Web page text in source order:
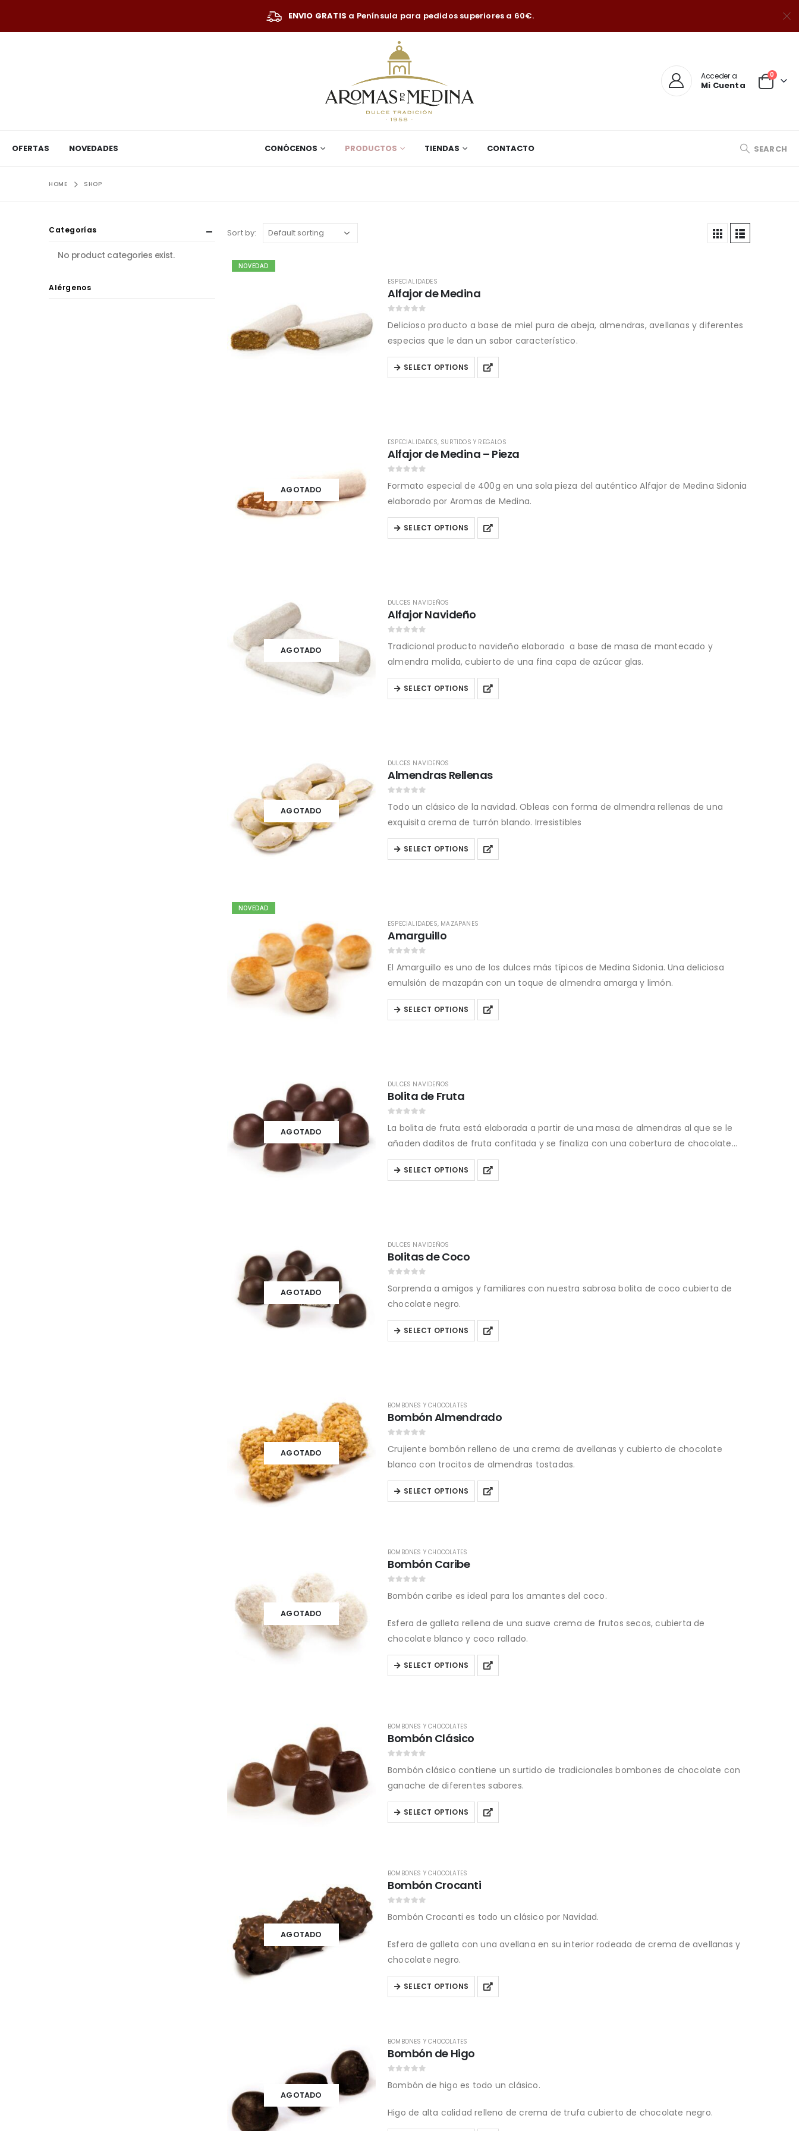
ENVIO GRATIS a Península para pedidos superiores a 60€.
Acceder a
Mi Cuenta
0
OFERTAS NOVEDADES CONÓCENOS PRODUCTOS TIENDAS CONTACTO SEARCH
HOME SHOP
Sort by:
NOVEDAD
ESPECIALIDADES
Alfajor de Medina
Delicioso producto a base de miel pura de abeja, almendras, avellanas y diferentes
especias que le dan un sabor característico.
SELECT OPTIONS
This
product
The
options
may
be
chosen
on
the
AGOTADO
ESPECIALIDADES, SURTIDOS Y REGALOS
Alfajor de Medina – Pieza
Formato especial de 400g en una sola pieza del auténtico Alfajor de Medina Sidonia
elaborado por Aromas de Medina.
SELECT OPTIONS
This
product
The
options
may
be
chosen
on
the
AGOTADO
DULCES NAVIDEÑOS
Alfajor Navideño
Tradicional producto navideño elaborado a base de masa de mantecado y
almendra molida, cubierto de una fina capa de azúcar glas.
SELECT OPTIONS
This
product
The
options
may
be
chosen
on
the
AGOTADO
DULCES NAVIDEÑOS
Almendras Rellenas
Todo un clásico de la navidad. Obleas con forma de almendra rellenas de una
exquisita crema de turrón blando. Irresistibles
SELECT OPTIONS
This
product
The
options
may
be
chosen
on
the
NOVEDAD
ESPECIALIDADES, MAZAPANES
Amarguillo
El Amarguillo es uno de los dulces más típicos de Medina Sidonia. Una deliciosa
emulsión de mazapán con un toque de almendra amarga y limón.
SELECT OPTIONS
This
product
The
options
may
be
chosen
on
the
AGOTADO
DULCES NAVIDEÑOS
Bolita de Fruta
La bolita de fruta está elaborada a partir de una masa de almendras al que se le
añaden daditos de fruta confitada y se finaliza con una cobertura de chocolate…
SELECT OPTIONS
This
product
The
options
may
be
chosen
on
the
AGOTADO
DULCES NAVIDEÑOS
Bolitas de Coco
Sorprenda a amigos y familiares con nuestra sabrosa bolita de coco cubierta de
chocolate negro.
SELECT OPTIONS
This
product
The
options
may
be
chosen
on
the
AGOTADO
BOMBONES Y CHOCOLATES
Bombón Almendrado
Crujiente bombón relleno de una crema de avellanas y cubierto de chocolate
blanco con trocitos de almendras tostadas.
SELECT OPTIONS
This
product
variants.
The
options
may
chosen
on
the
product
AGOTADO
BOMBONES Y CHOCOLATES
Bombón Caribe
Bombón caribe es ideal para los amantes del coco.
Esfera de galleta rellena de una suave crema de frutos secos, cubierta de
chocolate blanco y coco rallado.
SELECT OPTIONS
This
product
variants.
The
options
may
be
chosen
on
BOMBONES Y CHOCOLATES
Bombón Clásico
Bombón clásico contiene un surtido de tradicionales bombones de chocolate con
ganache de diferentes sabores.
SELECT OPTIONS
This
product
variants.
The
options
may
chosen
on
the
product
AGOTADO
BOMBONES Y CHOCOLATES
Bombón Crocanti
Bombón Crocanti es todo un clásico por Navidad.
Esfera de galleta con una avellana en su interior rodeada de crema de avellanas y
chocolate negro.
SELECT OPTIONS
This
product
variants.
The
may
be
AGOTADO
BOMBONES Y CHOCOLATES
Bombón de Higo
Bombón de higo es todo un clásico.
Higo de alta calidad relleno de crema de trufa cubierto de chocolate negro.
Categorías
No product categories exist.
Alérgenos